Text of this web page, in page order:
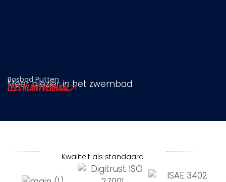
Bosbad Putten
Meer plezier in het zwembad
LEES KLANTVERHAAL
Kwaliteit als standaard